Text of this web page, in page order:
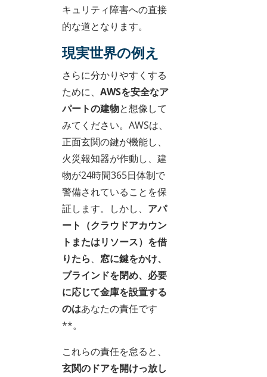
キュリティ障害への直接
的な道となります。
現実世界の例え
さらに分かりやすくする
ために、 AWSを安全なア
パートの建物と想像して
みてください。AWSは、
正面玄関の鍵が機能し、
火災報知器が作動し、建
物が24時間365日体制で
警備されていることを保
証します。しかし、 アパ
ート（クラウドアカウン
トまたはリソース）を借
りたら、 窓に鍵をかけ、
ブラインドを閉め、必要
に応じて金庫を設置する
のはあなたの責任です
**。
これらの責任を怠ると、
玄関のドアを開けっ放し